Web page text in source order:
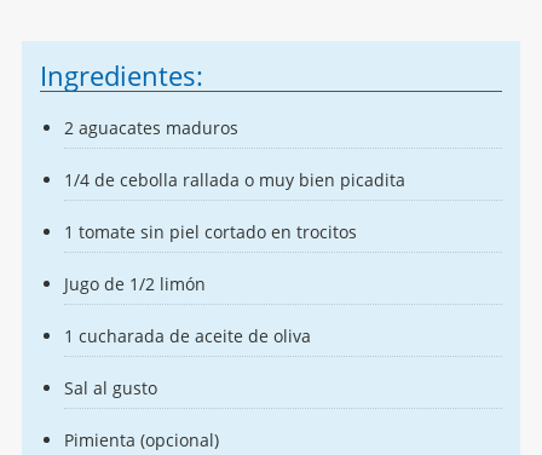
Ingredientes:
2 aguacates maduros
1/4 de cebolla rallada o muy bien picadita
1 tomate sin piel cortado en trocitos
Jugo de 1/2 limón
1 cucharada de aceite de oliva
Sal al gusto
Pimienta (opcional)